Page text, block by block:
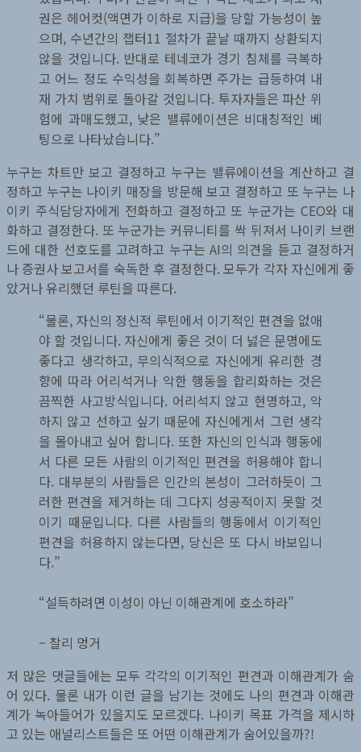
권은 헤어컷(액면가 이하로 지급)을 당할 가능성이 높
으며, 수년간의 챕터11 절차가 끝날 때까지 상환되지
않을 것입니다. 반대로 테네코가 경기 침체를 극복하
고 어느 정도 수익성을 회복하면 주가는 급등하여 내
재 가치 범위로 돌아갈 것입니다. 투자자들은 파산 위
험에 과매도했고, 낮은 밸류에이션은 비대칭적인 베
팅으로 나타났습니다.”
누구는 차트만 보고 결정하고 누구는 밸류에이션을 계산하고 결
정하고 누구는 나이키 매장을 방문해 보고 결정하고 또 누구는 나
이키 주식담당자에게 전화하고 결정하고 또 누군가는 CEO와 대
화하고 결정한다. 또 누군가는 커뮤니티를 싹 뒤져서 나이키 브랜
드에 대한 선호도를 고려하고 누구는 AI의 의견을 듣고 결정하거
나 증권사 보고서를 숙독한 후 결정한다. 모두가 각자 자신에게 좋
았거나 유리했던 루틴을 따른다.
“물론, 자신의 정신적 루틴에서 이기적인 편견을 없애
야 할 것입니다. 자신에게 좋은 것이 더 넗은 문명에도
좋다고 생각하고, 무의식적으로 자신에게 유리한 경
향에 따라 어리석거나 악한 행동을 합리화하는 것은
끔찍한 사고방식입니다. 어리석지 않고 현명하고, 악
하지 않고 선하고 싶기 때문에 자신에게서 그런 생각
을 몰아내고 싶어 합니다. 또한 자신의 인식과 행동에
서 다른 모든 사람의 이기적인 편견을 허용해야 합니
다. 대부분의 사람들은 인간의 본성이 그러하듯이 그
러한 편견을 제거하는 데 그다지 성공적이지 못할 것
이기 때문입니다. 다른 사람들의 행동에서 이기적인
편견을 허용하지 않는다면, 당신은 또 다시 바보입니
다.”
“설득하려면 이성이 아닌 이해관계에 호소하라”
– 찰리 멍거
저 많은 댓글들에는 모두 각각의 이기적인 편견과 이해관계가 숨
어 있다. 물론 내가 이런 글을 남기는 것에도 나의 편견과 이해관
계가 녹아들어가 있을지도 모르겠다. 나이키 목표 가격을 제시하
고 있는 애널리스트들은 또 어떤 이해관계가 숨어있을까?!